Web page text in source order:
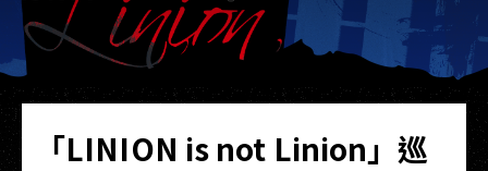
「LINION is not Linion」巡